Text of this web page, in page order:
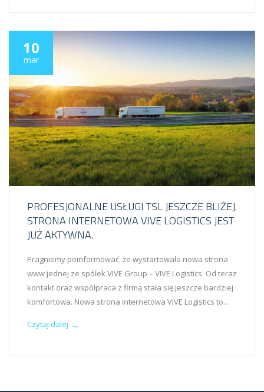
10
mar
PROFESJONALNE USŁUGI TSL JESZCZE BLIŻEJ.
STRONA INTERNETOWA VIVE LOGISTICS JEST
JUŻ AKTYWNA.
Pragniemy poinformować, że wystartowała nowa strona
www jednej ze spółek VIVE Group – VIVE Logistics. Od teraz
kontakt oraz współpraca z firmą stała się jeszcze bardziej
komfortowa. Nowa strona internetowa VIVE Logistics to…
Czytaj dalej →